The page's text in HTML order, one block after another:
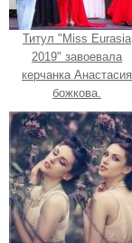
Титул "Miss Eurasia
2019" завоевала
керчанка Анастасия
божкова.